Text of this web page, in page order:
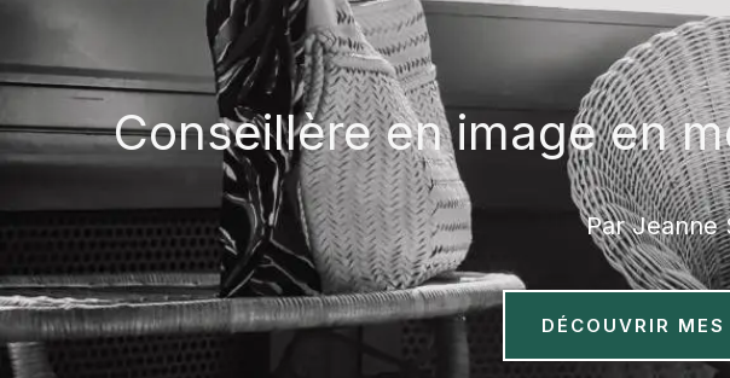
Conseillère en image en
Par Jeanne
DÉCOUVRIR MES